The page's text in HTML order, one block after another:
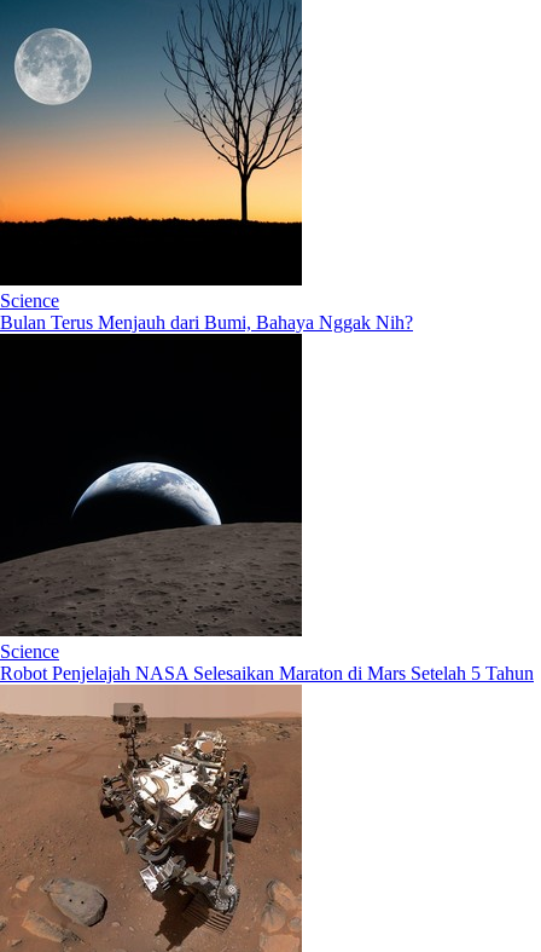
Science
Bulan Terus Menjauh dari Bumi, Bahaya Nggak Nih?
Science
Robot Penjelajah NASA Selesaikan Maraton di Mars Setelah 5 Tahun